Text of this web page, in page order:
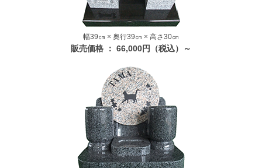
幅39㎝ × 奥行39㎝ × 高さ30㎝
販売価格 ： 66,000円（税込）～